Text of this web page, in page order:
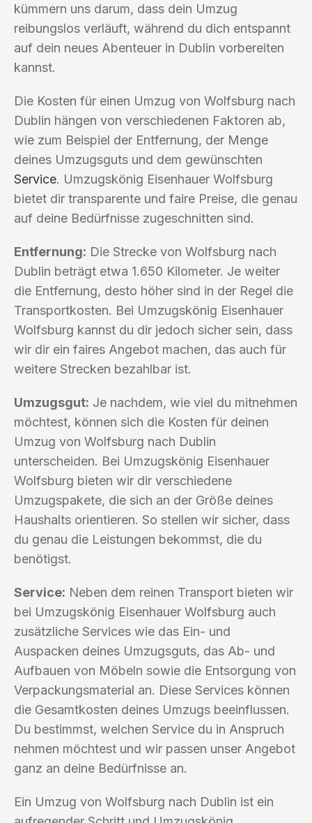
kümmern uns darum, dass dein Umzug
reibungslos verläuft, während du dich entspannt
auf dein neues Abenteuer in Dublin vorbereiten
kannst.
Die Kosten für einen Umzug von Wolfsburg nach
Dublin hängen von verschiedenen Faktoren ab,
wie zum Beispiel der Entfernung, der Menge
deines Umzugsguts und dem gewünschten
Service. Umzugskönig Eisenhauer Wolfsburg
bietet dir transparente und faire Preise, die genau
auf deine Bedürfnisse zugeschnitten sind.
Entfernung: Die Strecke von Wolfsburg nach
Dublin beträgt etwa 1.650 Kilometer. Je weiter
die Entfernung, desto höher sind in der Regel die
Transportkosten. Bei Umzugskönig Eisenhauer
Wolfsburg kannst du dir jedoch sicher sein, dass
wir dir ein faires Angebot machen, das auch für
weitere Strecken bezahlbar ist.
Umzugsgut: Je nachdem, wie viel du mitnehmen
möchtest, können sich die Kosten für deinen
Umzug von Wolfsburg nach Dublin
unterscheiden. Bei Umzugskönig Eisenhauer
Wolfsburg bieten wir dir verschiedene
Umzugspakete, die sich an der Größe deines
Haushalts orientieren. So stellen wir sicher, dass
du genau die Leistungen bekommst, die du
benötigst.
Service: Neben dem reinen Transport bieten wir
bei Umzugskönig Eisenhauer Wolfsburg auch
zusätzliche Services wie das Ein- und
Auspacken deines Umzugsguts, das Ab- und
Aufbauen von Möbeln sowie die Entsorgung von
Verpackungsmaterial an. Diese Services können
die Gesamtkosten deines Umzugs beeinflussen.
Du bestimmst, welchen Service du in Anspruch
nehmen möchtest und wir passen unser Angebot
ganz an deine Bedürfnisse an.
Ein Umzug von Wolfsburg nach Dublin ist ein